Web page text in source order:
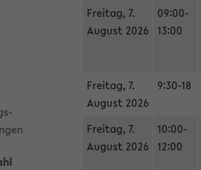
Freitag, 7.
August 2026
09:00-
13:00
Freitag, 7.
August 2026
9:30-18
Freitag, 7.
August 2026
10:00-
12:00